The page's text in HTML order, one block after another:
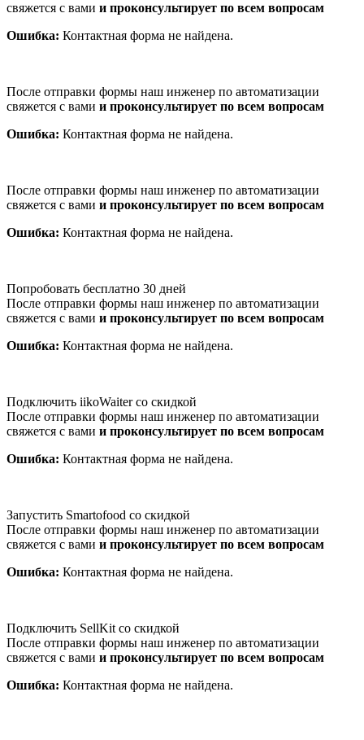
свяжется с вами и проконсультирует по всем вопросам
Ошибка: Контактная форма не найдена.
После отправки формы наш инженер по автоматизации
свяжется с вами и проконсультирует по всем вопросам
Ошибка: Контактная форма не найдена.
После отправки формы наш инженер по автоматизации
свяжется с вами и проконсультирует по всем вопросам
Ошибка: Контактная форма не найдена.
Попробовать бесплатно 30 дней
После отправки формы наш инженер по автоматизации
свяжется с вами и проконсультирует по всем вопросам
Ошибка: Контактная форма не найдена.
Подключить iikoWaiter со скидкой
После отправки формы наш инженер по автоматизации
свяжется с вами и проконсультирует по всем вопросам
Ошибка: Контактная форма не найдена.
Запустить Smartofood со скидкой
После отправки формы наш инженер по автоматизации
свяжется с вами и проконсультирует по всем вопросам
Ошибка: Контактная форма не найдена.
Подключить SellKit со скидкой
После отправки формы наш инженер по автоматизации
свяжется с вами и проконсультирует по всем вопросам
Ошибка: Контактная форма не найдена.